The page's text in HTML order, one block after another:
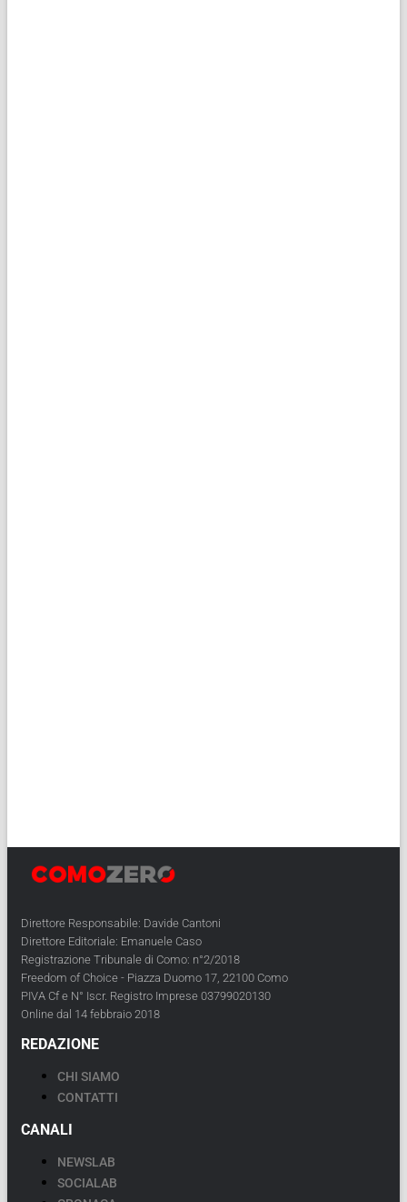
Direttore Responsabile: Davide Cantoni
Direttore Editoriale: Emanuele Caso
Registrazione Tribunale di Como: n°2/2018
Freedom of Choice - Piazza Duomo 17, 22100 Como
PIVA Cf e N° Iscr. Registro Imprese 03799020130
Online dal 14 febbraio 2018
REDAZIONE
CHI SIAMO
CONTATTI
CANALI
NEWSLAB
SOCIALAB